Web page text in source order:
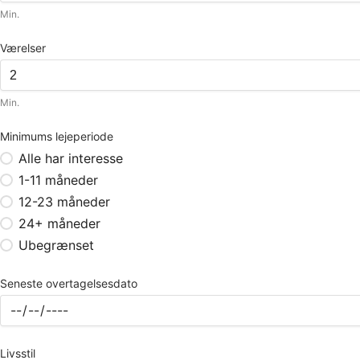
Min.
Værelser
Min.
Minimums lejeperiode
Alle har interesse
1-11 måneder
12-23 måneder
24+ måneder
Ubegrænset
Seneste overtagelsesdato
Livsstil